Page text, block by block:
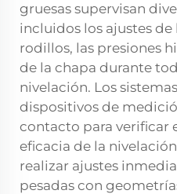
gruesas supervisan
incluidos los ajustes
rodillos, las presiones
de la chapa durante
nivelación. Los
dispositivos de
contacto para verificar
eficacia de la
realizar ajustes
pesadas con